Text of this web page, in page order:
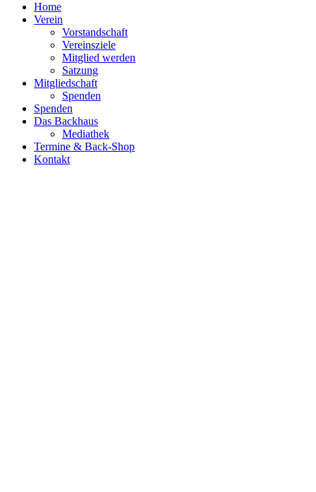
Home
Verein
Vorstandschaft
Vereinsziele
Mitglied werden
Satzung
Mitgliedschaft
Spenden
Spenden
Das Backhaus
Mediathek
Termine & Back-Shop
Kontakt